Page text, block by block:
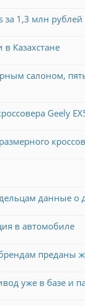
за 1,3 млн рублей
Казахстане
салоном,
Geely
данные
в автомобиле
преданы
уже в базе и